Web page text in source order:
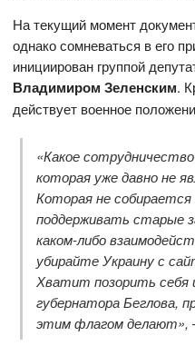
На текущий момент
однако сомневаться в его
инициирован группой
Владимиром Зеленским.
действует военное
«Какое
которая уже давно не
Которая не
поддерживать старые
каком-либо
убирайте Украину с
Хватит позорить себя
губернатора Беглова,
этим флагом